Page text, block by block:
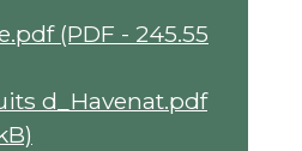
(PDF - 245.55
d_Havenat.pdf